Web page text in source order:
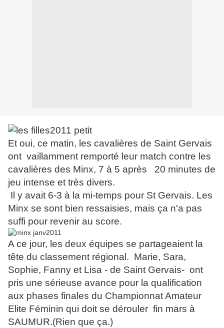
Et oui, ce matin, les cavalières de Saint Gervais
ont vaillamment remporté leur match contre les
cavalières des Minx, 7 à 5 après 20 minutes de
jeu intense et très divers.
Il y avait 6-3 à la mi-temps pour St Gervais. Les
Minx se sont bien ressaisies, mais ça n'a pas
suffi pour revenir au score.
A ce jour, les deux équipes se partageaient la
tête du classement régional. Marie, Sara,
Sophie, Fanny et Lisa - de Saint Gervais- ont
pris une sérieuse avance pour la qualification
aux phases finales du Championnat Amateur
Elite Féminin qui doit se dérouler fin mars à
SAUMUR.(Rien que ça.)